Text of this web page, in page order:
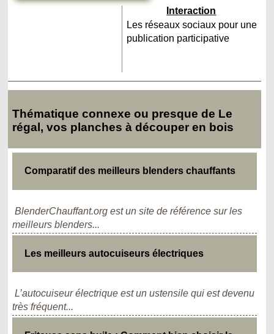
Interaction
Les réseaux sociaux pour une
publication participative
Thématique connexe ou presque de Le
régal, vos planches à découper en bois
Comparatif des meilleurs blenders chauffants
BlenderChauffant.org est un site de référence sur les
meilleurs blenders...
Les meilleurs autocuiseurs électriques
L’autocuiseur électrique est un ustensile qui est devenu
très fréquent...